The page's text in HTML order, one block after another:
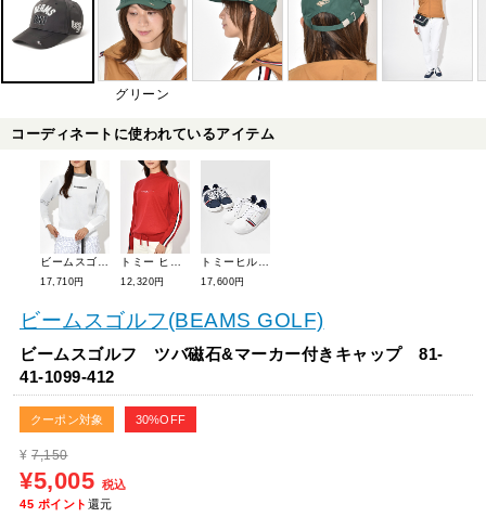
グリーン
コーディネートに使われているアイテム
17,710円 12,320円 17,600円
ビームスゴルフ(BEAMS GOLF)
ビームスゴルフ ツバ磁石&マーカー付きキャップ 81-
41-1099-412
クーポン対象 30%OFF
¥ 7,150
¥5,005 税込
45 ポイント 還元